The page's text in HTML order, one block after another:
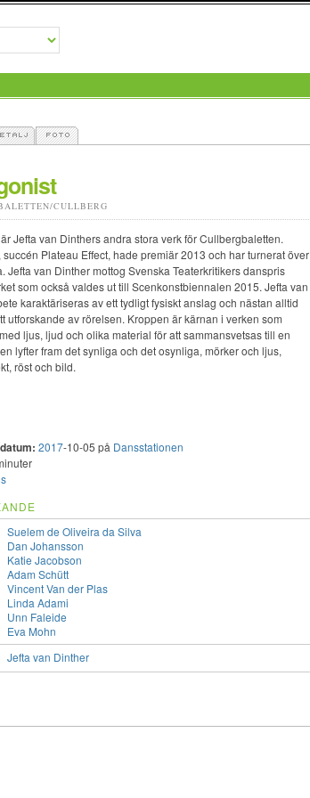
CULLBERG
Jefta van Dinthers andra stora verk för Cullbergbaletten.
succén Plateau Effect, hade premiär 2013 och har turnerat över
Jefta van Dinther mottog Svenska Teaterkritikers danspris
som också valdes ut till Scenkonstbiennalen 2015. Jefta van
karaktäriseras av ett tydligt fysiskt anslag och nästan alltid
utforskande av rörelsen. Kroppen är kärnan i verken som
ljus, ljud och olika material för att sammansvetsas till en
lyfter fram det synliga och det osynliga, mörker och ljus,
röst och bild.
2017-10-05 på Dansstationen
Suelem de Oliveira da Silva
Dan Johansson
Katie Jacobson
Adam Schütt
Vincent Van der Plas
Linda Adami
Unn Faleide
Eva Mohn
Jefta van Dinther